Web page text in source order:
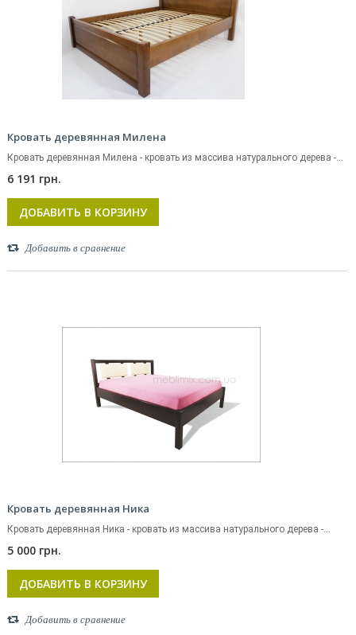
Кровать деревянная Милена
Кровать деревянная Милена - кровать из массива натурального дерева -...
6 191 грн.
ДОБАВИТЬ В КОРЗИНУ
Добавить в сравнение
Кровать деревянная Ника
Кровать деревянная Ника - кровать из массива натурального дерева -...
5 000 грн.
ДОБАВИТЬ В КОРЗИНУ
Добавить в сравнение